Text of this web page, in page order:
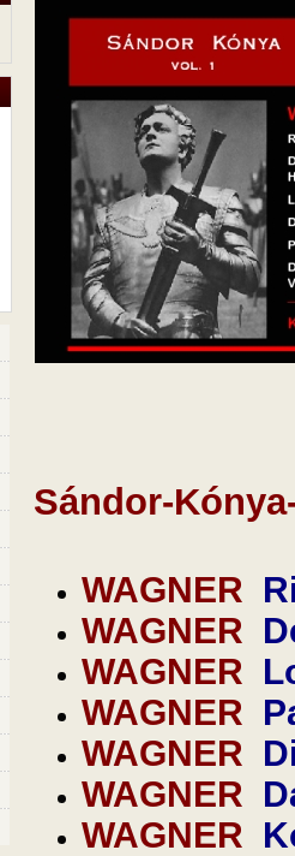
Sándor-
WAGNER
WAGNER
WAGNER
WAGNER
WAGNER
WAGNER
WAGNER